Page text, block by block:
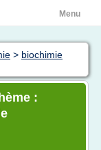
Menu
> biochimie
: